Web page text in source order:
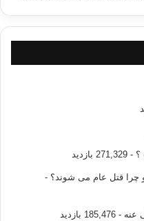
؟ - 271,329 بازدید
چرا قتل عام می شوند؟ -
عنه - 185,476 بازدید